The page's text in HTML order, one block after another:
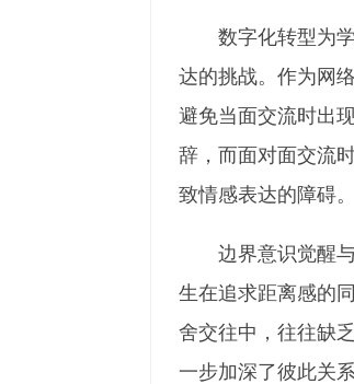
数字化转型为
达的挑战。作为网
避免当面交流时出
辞，而面对面交流
致情感表达的障碍。
边界意识觉醒
生在追求距离感的
舍交往中，往往缺
一步加深了彼此关